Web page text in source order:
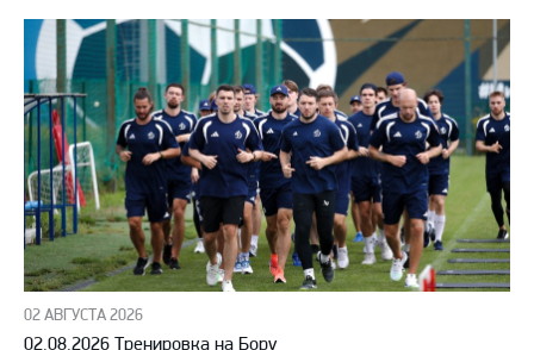
02 АВГУСТА 2026
02.08.2026 Тренировка на Бору